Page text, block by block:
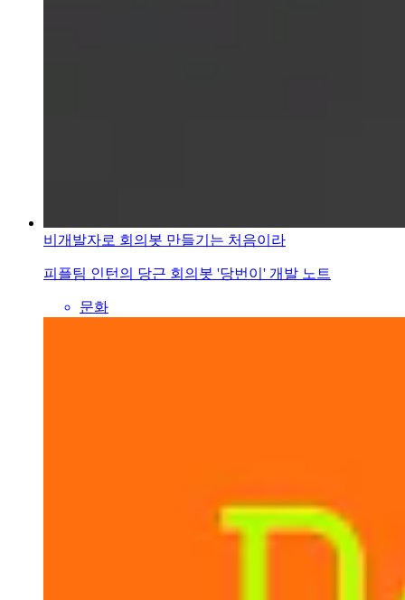
비개발자로 회의봇 만들기는 처음이라
피플팀 인턴의 당근 회의봇 '당번이' 개발 노트
문화